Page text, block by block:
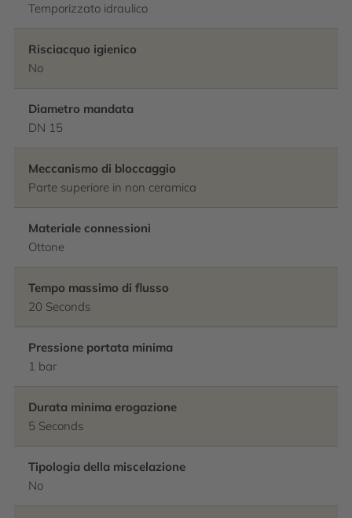
Temporizzato idraulico
Risciacquo igienico
No
Diametro mandata
DN 15
Meccanismo di bloccaggio
Parte superiore in non ceramica
Materiale connessioni
Ottone
Tempo massimo di flusso
20 Seconds
Pressione portata minima
1 bar
Durata minima erogazione
5 Seconds
Tipologia della miscelazione
No